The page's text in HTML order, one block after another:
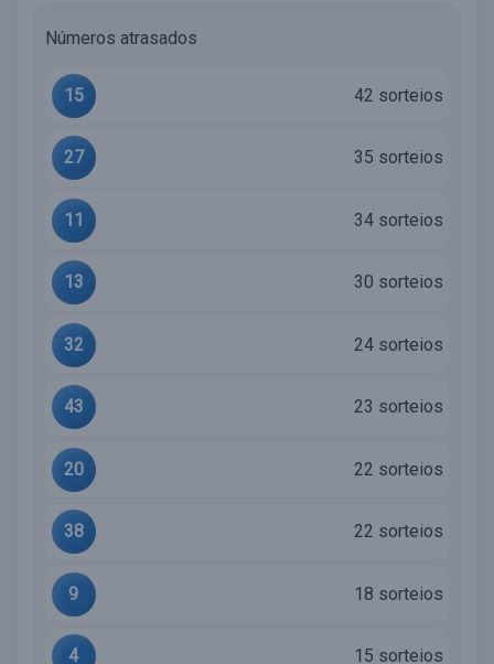
Números atrasados
15 42 sorteios
27 35 sorteios
11 34 sorteios
13 30 sorteios
32 24 sorteios
43 23 sorteios
20 22 sorteios
38 22 sorteios
9 18 sorteios
4 15 sorteios